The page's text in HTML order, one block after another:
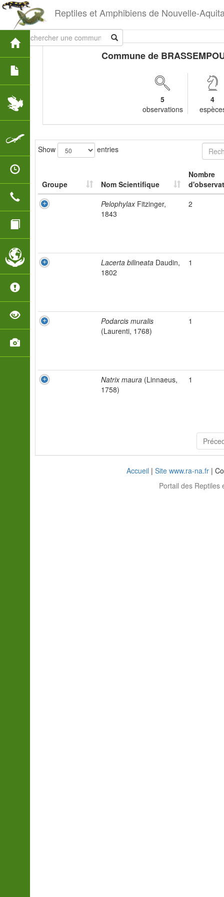
Reptiles et Amphibiens de Nouvelle-
Commune de
5
observations
4
Show entries
Groupe Nom Scientifique
Nombre
PelophylaxFitzinger,
1843
2
Lacerta bilineata Daudin,
1802
1
Podarcis muralis
(Laurenti, 1768)
1
Natrix maura (Linnaeus,
1758)
1
Accueil | Site www.ra-na.fr |
Portail des Reptiles